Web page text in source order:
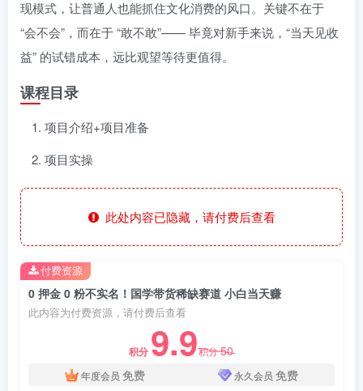
现模式，让普通人也能抓住文化消费的风口。关键不在于
“会不会”，而在于 “敢不敢”—— 毕竟对新手来说，“当天见收
益” 的试错成本，远比观望等待更值得。
课程目录
项目介绍+项目准备
项目实操
此处内容已隐藏，请付费后查看
0 押金 0 粉不实名！国学带货稀缺赛道 小白当天赚
此内容为付费资源，请付费后查看
积分 9.9积分50
年度会员 免费 永久会员 免费
付费资源